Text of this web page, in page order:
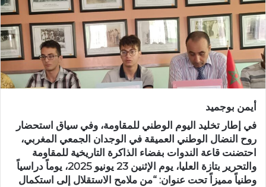
د
إ
ل
ك
ت
ن
ي
أيمن بوجميد
في إطار تخليد اليوم الوطني للمقاومة، وفي سياق استحضار
روح النضال الوطني العميقة في الوجدان الجمعي المغربي،
احتضنت قاعة الندوات بفضاء الذاكرة التاريخية للمقاومة
والتحرير بتازة العليا، يوم الإثنين 23 يونيو 2025، يوماً دراسياً
وطنياً مميزاً تحت عنوان: “من ملامح الاستقلال إلى استكمال